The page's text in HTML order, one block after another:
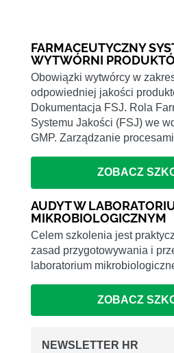
FARMACEUTYCZNY
WYTWÓRNI
Obowiązki wytwórcy w
odpowiedniej jakości
Dokumentacja FSJ. Rola
Systemu Jakości (FSJ) we
GMP. Zarządzanie
ZOBACZ
AUDYT W
MIKROBIOLOGICZNYM
Celem szkolenia jest
zasad przygotowywania i
laboratorium
ZOBACZ
NEWSLETTER HR